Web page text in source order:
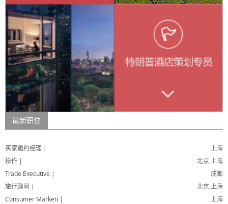
最新职位
上海
买家邀约经理 |
北京,上海
操作 |
成都
Trade Executive |
北京,上海
旅行顾问 |
上海
Consumer Marketi |